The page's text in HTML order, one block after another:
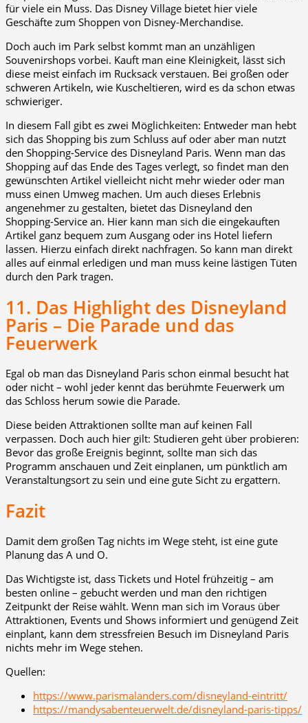
für viele ein Muss. Das Disney Village bietet hier viele
Geschäfte zum Shoppen von Disney-Merchandise.
Doch auch im Park selbst kommt man an unzähligen
Souvenirshops vorbei. Kauft man eine Kleinigkeit, lässt sich
diese meist einfach im Rucksack verstauen. Bei großen oder
schweren Artikeln, wie Kuscheltieren, wird es da schon etwas
schwieriger.
In diesem Fall gibt es zwei Möglichkeiten: Entweder man hebt
sich das Shopping bis zum Schluss auf oder aber man nutzt
den Shopping-Service des Disneyland Paris. Wenn man das
Shopping auf das Ende des Tages verlegt, so findet man den
gewünschten Artikel vielleicht nicht mehr wieder oder man
muss einen Umweg machen. Um auch dieses Erlebnis
angenehmer zu gestalten, bietet das Disneyland den
Shopping-Service an. Hier kann man sich die eingekauften
Artikel ganz bequem zum Ausgang oder ins Hotel liefern
lassen. Hierzu einfach direkt nachfragen. So kann man direkt
alles auf einmal erledigen und man muss keine lästigen Tüten
durch den Park tragen.
11. Das Highlight des Disneyland
Paris – Die Parade und das
Feuerwerk
Egal ob man das Disneyland Paris schon einmal besucht hat
oder nicht – wohl jeder kennt das berühmte Feuerwerk um
das Schloss herum sowie die Parade.
Diese beiden Attraktionen sollte man auf keinen Fall
verpassen. Doch auch hier gilt: Studieren geht über probieren:
Bevor das große Ereignis beginnt, sollte man sich das
Programm anschauen und Zeit einplanen, um pünktlich am
Veranstaltungsort zu sein und eine gute Sicht zu ergattern.
Fazit
Damit dem großen Tag nichts im Wege steht, ist eine gute
Planung das A und O.
Das Wichtigste ist, dass Tickets und Hotel frühzeitig – am
besten online – gebucht werden und man den richtigen
Zeitpunkt der Reise wählt. Wenn man sich im Voraus über
Attraktionen, Events und Shows informiert und genügend Zeit
einplant, kann dem stressfreien Besuch im Disneyland Paris
nichts mehr im Wege stehen.
Quellen:
https://www.parismalanders.com/disneyland-eintritt/
https://mandysabenteuerwelt.de/disneyland-paris-tipps/